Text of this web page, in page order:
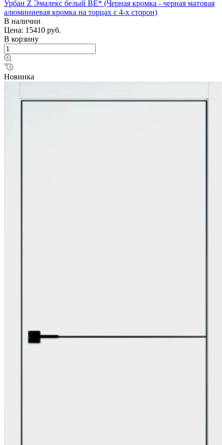
Урбан Z Эмалекс белый BE* (Черная кромка - черная матовая
алюминиевая кромка на торцах с 4-х сторон)
В наличии
Цена: 15410 руб.
В корзину
Новинка